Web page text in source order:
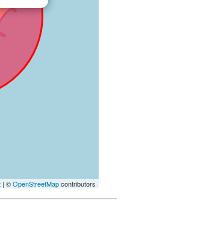
| ©OpenStreetMapcontributors